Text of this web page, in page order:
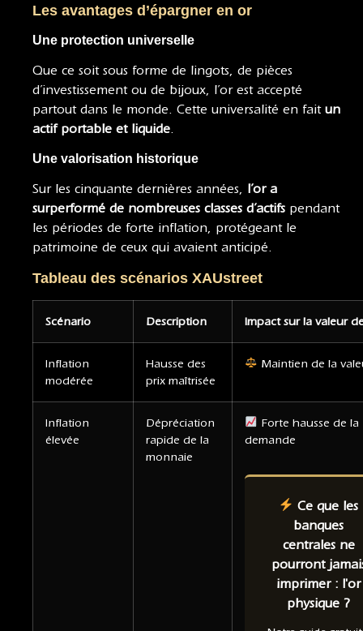
Les avantages d’épargner en or
Une protection universelle
Que ce soit sous forme de lingots, de pièces
d’investissement ou de bijoux, l’or est accepté
partout dans le monde. Cette universalité en fait un
actif portable et liquide.
Une valorisation historique
Sur les cinquante dernières années, l’or a
surperformé de nombreuses classes d’actifs pendant
les périodes de forte inflation, protégeant le
patrimoine de ceux qui avaient anticipé.
Tableau des scénarios XAUstreet
Scénario Description Impact sur la valeur
Inflation
modérée
Hausse des
prix maîtrisée
Maintien de la
Inflation
élevée
Dépréciation
rapide de la
monnaie
Forte hausse de la
demande
Ce que les
banques
centrales ne
pourront
imprimer : l'or
physique ?